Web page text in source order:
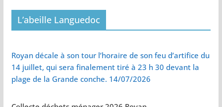
pelouse de 12h à 16h à partir du
7 juin
Naissance exceptionnelle de
Vol de deux bébés primates
tamarins empereurs au zoo de
La Palmyre
L’abeille Languedoc
Royan décale à son tour l’horaire de son feu d’artifice du
14 juillet, qui sera finalement tiré à 23 h 30 devant la
plage de la Grande conche. 14/07/2026